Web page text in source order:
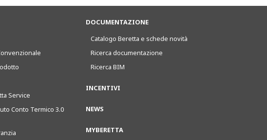
Service
Conto Termico 3.0
DOCUMENTAZIONE
Catalogo Beretta e schede novità
Ricerca documentazione
Ricerca BIM
INCENTIVI
NEWS
MYBERETTA